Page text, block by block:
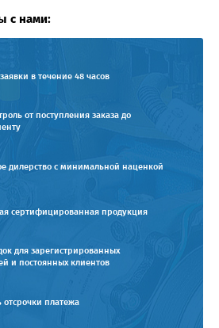
с нами:
в течение 48 часов
от поступления заказа до
дилерство с минимальной наценкой
сертифицированная продукция
для зарегистрированных
и постоянных клиентов
отсрочки платежа